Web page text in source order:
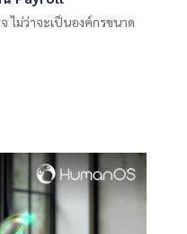
ไม่ว่าจะเป็นองค์กรขนาด